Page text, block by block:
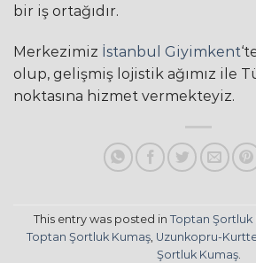
bir iş ortağıdır.
Merkezimiz İstanbul Giyimkent
olup, gelişmiş lojistik ağımız ile
noktasına hizmet vermekteyiz.
This entry was posted in Toptan Şortluk
Toptan Şortluk Kumaş, Uzunkopru-
Şortluk Kumaş.